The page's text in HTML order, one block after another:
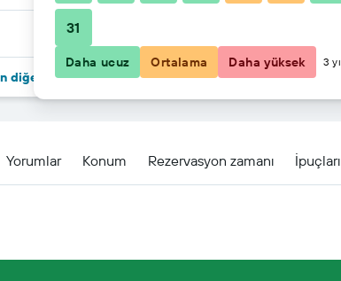
diğer 48fırsat
Yorumlar Konum Rezervasyon zamanı
31
Daha ucuz Ortalama Daha yüksek 3